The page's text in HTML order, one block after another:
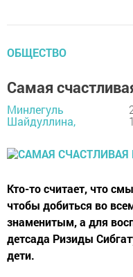
ОБЩЕСТВО
Самая
Минлегуль
Шайдуллина,
Кто-то считает, что
чтобы добиться во
знаменитым, а для
детсада Ризиды
дети.